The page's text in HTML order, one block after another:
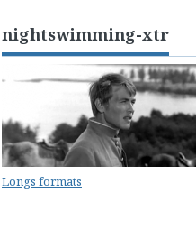
nightswimming-xtr
Longs formats